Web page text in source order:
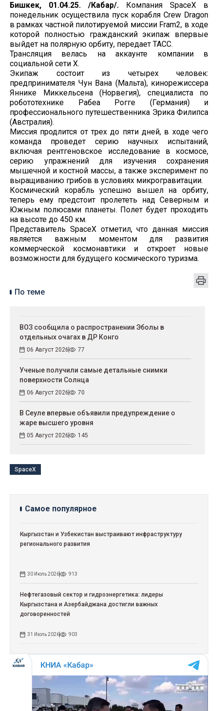
Бишкек, 01.04.25. /Кабар/. Компания SpaceX в
понедельник осуществила пуск корабля Crew Dragon
в рамках частной пилотируемой миссии Fram2, в ходе
которой полностью гражданский экипаж впервые
выйдет на полярную орбиту, передает ТАСС.
Трансляция велась на аккаунте компании в
социальной сети Х.
Экипаж состоит из четырех человек:
предпринимателя Чун Вана (Мальта), кинорежиссера
Яннике Миккельсена (Норвегия), специалиста по
робототехнике Рабеа Рогге (Германия) и
профессионального путешественника Эрика Филипса
(Австралия).
Миссия продлится от трех до пяти дней, в ходе чего
команда проведет серию научных испытаний,
включая рентгеновское исследование в космосе,
серию упражнений для изучения сохранения
мышечной и костной массы, а также эксперимент по
выращиванию грибов в условиях микрогравитации.
Космический корабль успешно вышел на орбиту,
теперь ему предстоит пролететь над Северным и
Южным полюсами планеты. Полет будет проходить
на высоте до 450 км.
Представитель SpaceX отметил, что данная миссия
является важным моментом для развития
коммерческой космонавтики и откроет новые
возможности для будущего космического туризма.
По теме
ВОЗ сообщила о распространении Эболы в
отдельных очагах в ДР Конго
06 Август 2026 77
Ученые получили самые детальные снимки
поверхности Солнца
06 Август 2026 70
В Сеуле впервые объявили предупреждение о
жаре высшего уровня
05 Август 2026 145
SpaceX
Самое популярное
Кыргызстан и Узбекистан выстраивают инфраструктуру
регионального развития
30 Июль 2026 913
Нефтегазовый сектор и гидроэнергетика: лидеры
Кыргызстана и Азербайджана достигли важных
договоренностей
31 Июль 2026 903